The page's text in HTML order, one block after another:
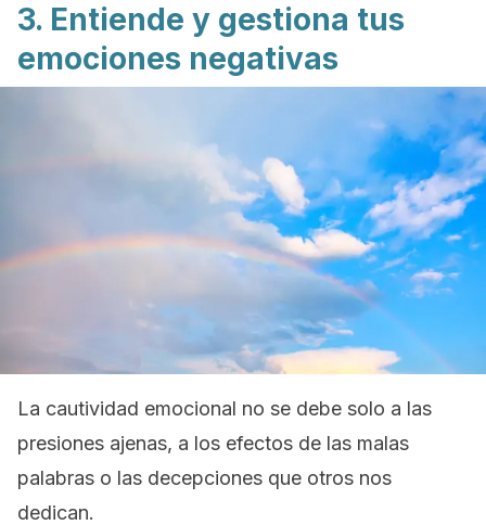
3. Entiende y gestiona tus
emociones negativas
La cautividad emocional no se debe solo a las
presiones ajenas, a los efectos de las malas
palabras o las decepciones que otros nos
dedican.